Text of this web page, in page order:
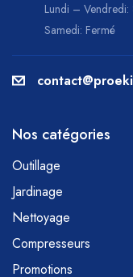
Lundi –
Samedi: Fermé
Nos catégories
Outillage
Jardinage
Nettoyage
Compresseurs
Promotions